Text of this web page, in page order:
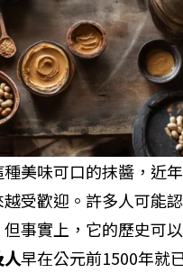
種美味可口的抹醬，近
受歡迎。許多人可能
事實上，它的歷史可
早在公元前1500年就